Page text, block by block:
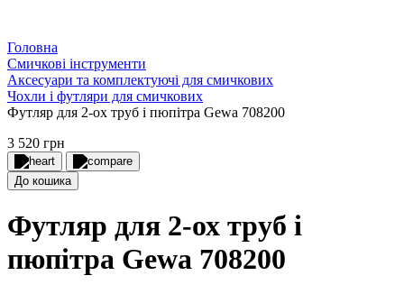
Головна
Смичкові інструменти
Аксесуари та комплектуючі для смичкових
Чохли і футляри для смичкових
Футляр для 2-ох труб і пюпітра Gewa 708200
3 520 грн
До кошика
Футляр для 2-ох труб і
пюпітра Gewa 708200